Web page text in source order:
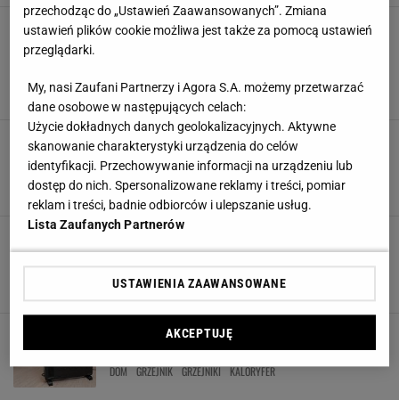
Ten patent pozwoli ci zaoszczędzić na
CENTRALNE OGRZEWANIE DOMOWE SPOSOBY
GRZEJNIKI
Ogrzewanie podłogowe czy tradycyjne grzejniki
- na co się zdecydować?
GRZEJNIKI OGRZEWANIE DOMU
OGRZEWANIE MIESZKANIA
OGRZEWANIE PODŁOGOWE
zatrudniać fachowca! To obowiązek przed
sezonem grzewczym
CZYSZCZENIE DOM GRZEJNIKI HIGIENA
Must have na chłodne miesiące - dodatkowy
grzejnik do twojego domu
DOM GRZEJNIK GRZEJNIKI KALORYFER
przechodząc do „Ustawień Zaawansowanych”. Zmiana
ustawień plików cookie możliwa jest także za pomocą ustawień
przeglądarki.
My, nasi Zaufani Partnerzy i Agora S.A. możemy przetwarzać
dane osobowe w następujących celach:
Użycie dokładnych danych geolokalizacyjnych. Aktywne
skanowanie charakterystyki urządzenia do celów
identyfikacji. Przechowywanie informacji na urządzeniu lub
dostęp do nich. Spersonalizowane reklamy i treści, pomiar
reklam i treści, badnie odbiorców i ulepszanie usług.
Lista Zaufanych Partnerów
USTAWIENIA ZAAWANSOWANE
AKCEPTUJĘ